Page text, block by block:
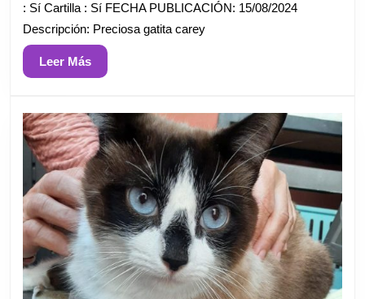
: Sí Cartilla : Sí FECHA PUBLICACIÓN: 15/08/2024
Descripción: Preciosa gatita carey
Leer MásLeer
Más